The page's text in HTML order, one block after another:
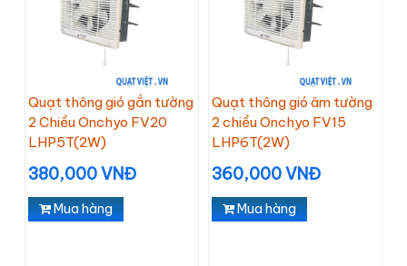
Quạt thông gió gắn tường
2 Chiều Onchyo FV20
LHP5T(2W)
380,000 VNĐ
Mua hàng
Quạt thông gió âm tường
2 chiều Onchyo FV15
LHP6T(2W)
360,000 VNĐ
Mua hàng